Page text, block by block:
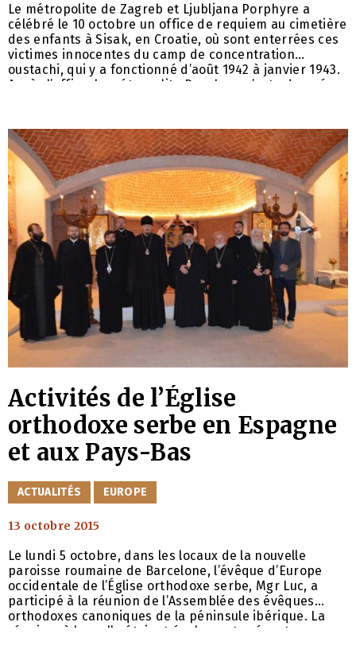
innocente rappelle à tous les
hommes qu’ils doivent
écouter la parole de Dieu »
Le métropolite de Zagreb et Ljubljana Porphyre a
célébré le 10 octobre un office de requiem au cimetière
des enfants à Sisak, en Croatie, où sont enterrées ces
victimes innocentes du camp de concentration
oustachi, qui y a fonctionné d’août 1942 à janvier 1943.
Après l’office, le métropolite Porphyre s’est adressé
commémoration de
Activités de l’Église
orthodoxe serbe en Espagne
et aux Pays-Bas
CATÉGORIES
ACTUALITÉS EUROPE
13 octobre 2015
Le lundi 5 octobre, dans les locaux de la nouvelle
paroisse roumaine de Barcelone, l’évêque d’Europe
occidentale de l’Église orthodoxe serbe, Mgr Luc, a
participé à la réunion de l’Assemblée des évêques
orthodoxes canoniques de la péninsule ibérique. La
réunion, à laquelle étaient également présents, avec